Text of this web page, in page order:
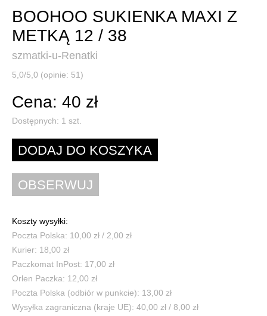
BOOHOO SUKIENKA MAXI Z
METKĄ 12 / 38
szmatki-u-Renatki
5,0/5,0 (opinie: 51)
Cena: 40 zł
Dostępnych: 1 szt.
Koszty wysyłki:
Poczta Polska: 10,00 zł / 2,00 zł
Kurier: 18,00 zł
Paczkomat InPost: 17,00 zł
Orlen Paczka: 12,00 zł
Poczta Polska (odbiór w punkcie): 13,00 zł
Wysyłka zagraniczna (kraje UE): 40,00 zł / 8,00 zł